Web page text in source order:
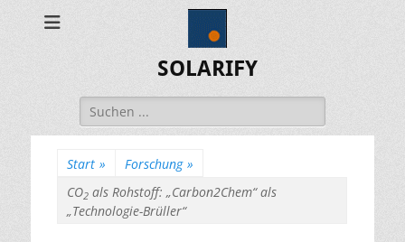
SOLARIFY
Suchen
nach:
Start » Forschung »
CO2 als Rohstoff: „Carbon2Chem“ als
„Technologie-Brüller“